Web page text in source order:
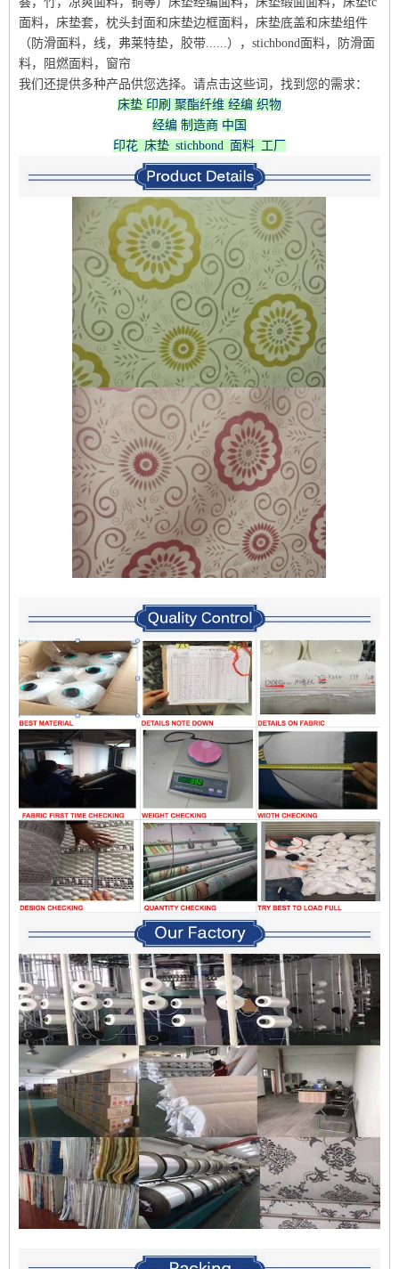
面料，床垫套，枕头封面和床垫边框面料，床垫底盖和床垫组件
（防滑面料，线，弗莱特垫，胶带......），stichbond面料，防滑面
料，阻燃面料，窗帘
我们还提供多种产品供您选择。请点击这些词，找到您的需求：
床垫 印刷 聚酯纤维 经编 织物
经编 制造商 中国
印花 床垫 stichbond 面料 工厂